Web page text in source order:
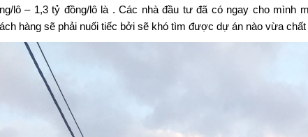
lô – 1,3 tỷ đồng/lô là . Các nhà đầu tư đã có ngay cho mình
hàng sẽ phải nuối tiếc bởi sẽ khó tìm được dự án nào vừa